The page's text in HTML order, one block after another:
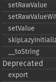
setRawValue
setValue
_​_​toString
Deprecated
export